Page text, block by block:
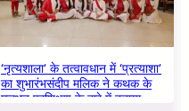
‘नृत्यशाला’ के तत्वावधान में ‘प्रत्याशा’
का शुभारंभसंदीप मलिक ने कथक के
मूलभूत प्रशिक्षण के बारे में बताया